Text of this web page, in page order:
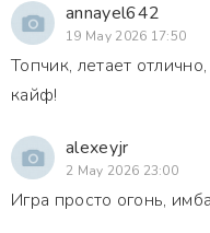
annayel642
19 May 2026 17:50
Топчик, летает
кайф!
alexeyjr
2 May 2026 23:00
Игра просто огонь,